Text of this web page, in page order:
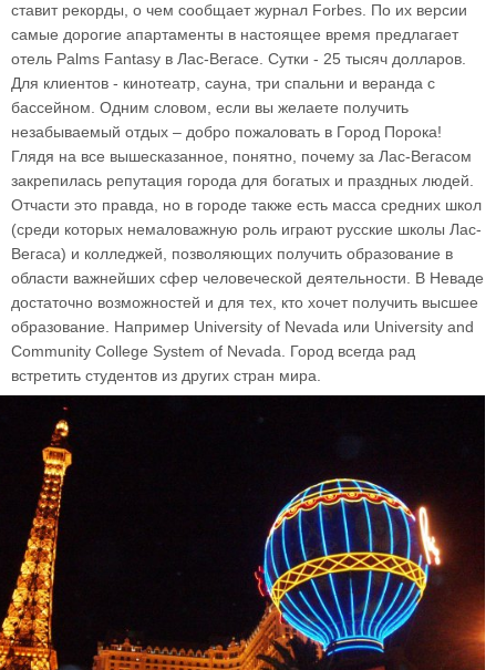
ставит рекорды, о чем сообщает журнал Forbes. По их версии
самые дорогие апартаменты в настоящее время предлагает
отель Palms Fantasy в Лас-Вегасе. Сутки - 25 тысяч долларов.
Для клиентов - кинотеатр, сауна, три спальни и веранда с
бассейном. Одним словом, если вы желаете получить
незабываемый отдых – добро пожаловать в Город Порока!
Глядя на все вышесказанное, понятно, почему за Лас-Вегасом
закрепилась репутация города для богатых и праздных людей.
Отчасти это правда, но в городе также есть масса средних школ
(среди которых немаловажную роль играют русские школы Лас-
Вегаса) и колледжей, позволяющих получить образование в
области важнейших сфер человеческой деятельности. В Неваде
достаточно возможностей и для тех, кто хочет получить высшее
образование. Например University of Nevada или University and
Community College System of Nevada. Город всегда рад
встретить студентов из других стран мира.